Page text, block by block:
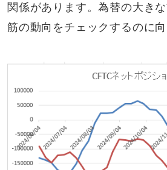
関係があります。為替の大き
筋の動向をチェックするのに向